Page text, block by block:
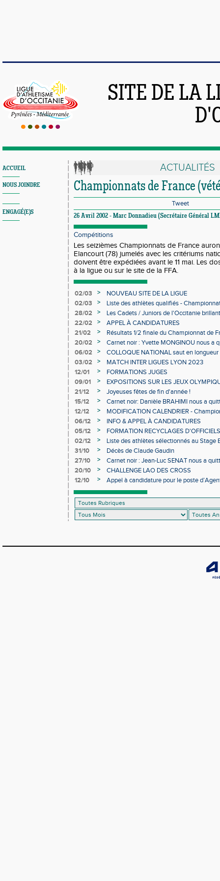
SITE DE LA
ACCUEIL
NOUS JOINDRE
ENGAGÉ(E)S
ACTUALITÉS
Championnats de France
Tweet
26 Avril 2002 - Marc Donnadieu (Secrétaire Général
Compétitions
Les seizièmes Championnats de France
Elancourt (78) jumelés avec les critériums
doivent être expédiées avant le 11 mai. Les
à la ligue ou sur le site de la FFA.
02/03 >
NOUVEAU SITE DE LA LIGUE
02/03
>
Liste des athlètes qualifiés -
Individuels en salle
28/02 >
Les Cadets / Juniors de l'Occitanie
22/02
>
APPEL À CANDIDATURES
21/02
>
Résultats 1/2 finale du Championnat de
20/02
>
Carnet noir : Yvette MONGINOU nous a
06/02
>
COLLOQUE NATIONAL saut en
03/02
>
MATCH INTER LIGUES LYON 2023
12/01
>
FORMATIONS JUGES
09/01
>
EXPOSITIONS SUR LES JEUX
21/12
>
Joyeuses fêtes de fin d'année !
15/12
>
Carnet noir: Danièle BRAHIMI nous a
12/12
>
MODIFICATION CALENDRIER -
06/12
>
INFO & APPEL À CANDIDATURES
05/12
>
FORMATION RECYCLAGES D'OFFICIELS
02/12
>
Liste des athlètes sélectionnés au Stage
31/10
>
Décès de Claude Gaudin
27/10
>
Carnet noir : Jean-Luc SENAT nous a
20/10
>
CHALLENGE LAO DES CROSS
12/10
>
Appel à candidature pour le poste